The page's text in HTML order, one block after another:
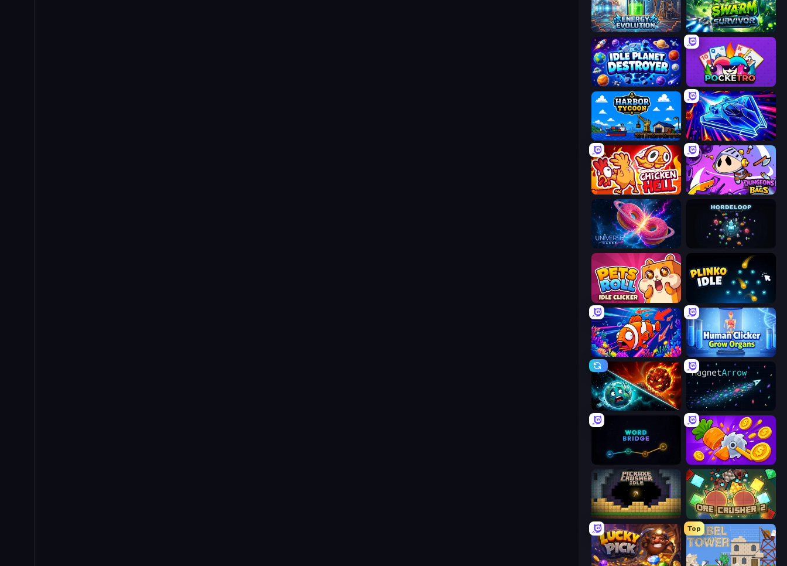
Energy Evolution Swarm Survivor
Idle Planet Destroyer Pocketro
Harbor Tycoon Stellar Swarm
Chicken Hell Dungeons and Bags
Universe Maker HordeLoop
Pets Roll: Idle Clicker Plinko Idle
Fish Catch Idle Human Clicker: Grow Organs
PlanetCrush 2 MagnetArrow
Word Bridge Farm Ring Idle
Pickaxe Crusher Idle OreCrusher 2
Top